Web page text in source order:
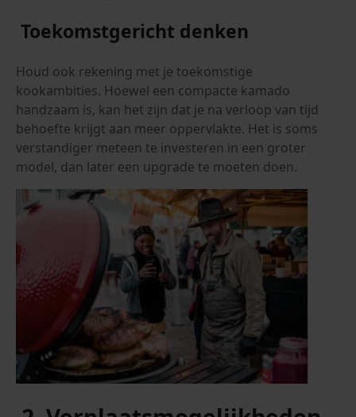
Toekomstgericht denken
Houd ook rekening met je toekomstige
kookambities. Hoewel een compacte kamado
handzaam is, kan het zijn dat je na verloop van tijd
behoefte krijgt aan meer oppervlakte. Het is soms
verstandiger meteen te investeren in een groter
model, dan later een upgrade te moeten doen.